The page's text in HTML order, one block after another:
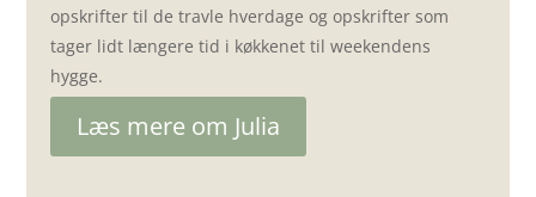
opskrifter til de travle hverdage og opskrifter som
tager lidt længere tid i køkkenet til weekendens
hygge.
Læs mere om Julia